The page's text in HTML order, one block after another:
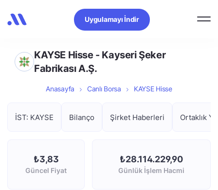
Uygulamayı İndir
KAYSE Hisse - Kayseri Şeker
Fabrikası A.Ş.
Anasayfa Canlı Borsa KAYSE Hisse
İST: KAYSE Bilanço Şirket Haberleri Ortaklık
₺3,83
Güncel Fiyat
₺28.114.229,90
Günlük İşlem Hacmi